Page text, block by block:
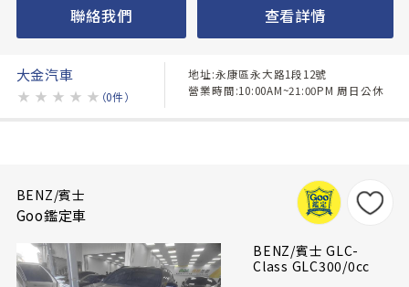
聯絡我們 查看詳情
大金汽車
★ ★ ★ ★ ★ （0件）
地址:永康區永大路1段12號
營業時間:10:00AM~21:00PM 周日公休
BENZ/賓士
Goo鑑定車
BENZ/賓士 GLC-
Class GLC300/0cc